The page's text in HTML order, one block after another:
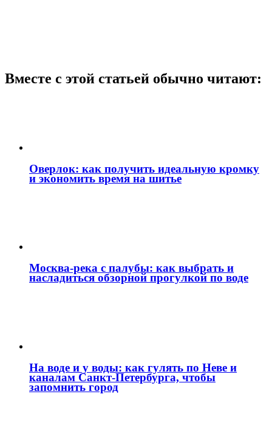
Вместе с этой статьей обычно читают:
Оверлок: как получить идеальную кромку
и экономить время на шитье
Москва‑река с палубы: как выбрать и
насладиться обзорной прогулкой по воде
На воде и у воды: как гулять по Неве и
каналам Санкт‑Петербурга, чтобы
запомнить город